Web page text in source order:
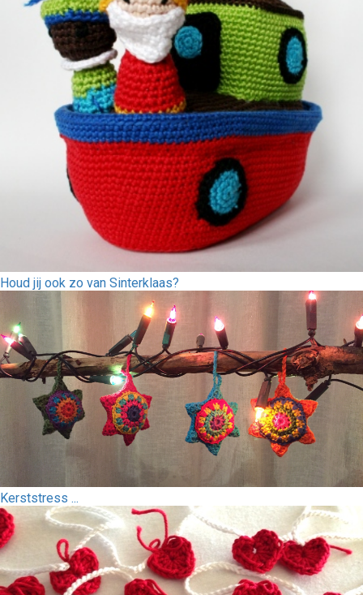
Houd jij ook zo van Sinterklaas?
Kerststress ...